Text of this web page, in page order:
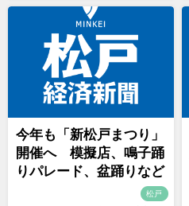
今年も「新松戸まつり」
開催へ 模擬店、鳴子踊
りパレード、盆踊りなど
松戸